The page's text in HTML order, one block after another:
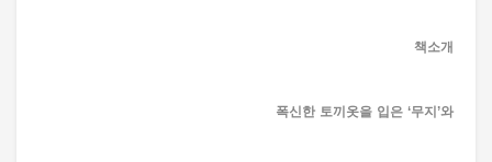
책소개
폭신한 토끼옷을 입은 ‘무지’와